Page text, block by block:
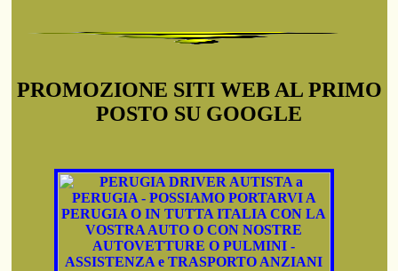
PROMOZIONE SITI WEB AL PRIMO
POSTO SU GOOGLE